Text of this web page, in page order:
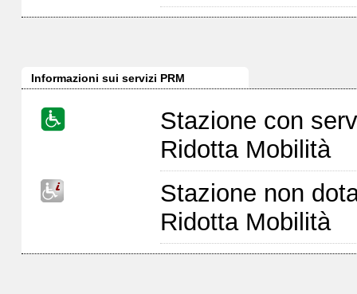
Informazioni sui servizi PRM
Stazione con
Ridotta Mobilità
Stazione non
Ridotta Mobilità